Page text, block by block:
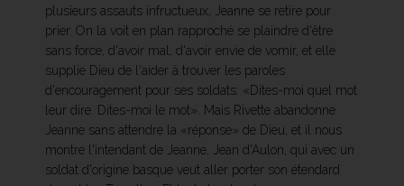
plusieurs assauts infructueux, Jeanne se retire pour
prier. On la voit en plan rapproché se plaindre d'être
sans force, d'avoir mal, d'avoir envie de vomir, et elle
supplie Dieu de l'aider à trouver les paroles
d'encouragement pour ses soldats: «Dites-moi quel mot
leur dire. Dites-moi le mot». Mais Rivette abandonne
Jeanne sans attendre la «réponse» de Dieu, et il nous
montre l'intendant de Jeanne, Jean d'Aulon, qui avec un
soldat d'origine basque veut aller porter son étendard